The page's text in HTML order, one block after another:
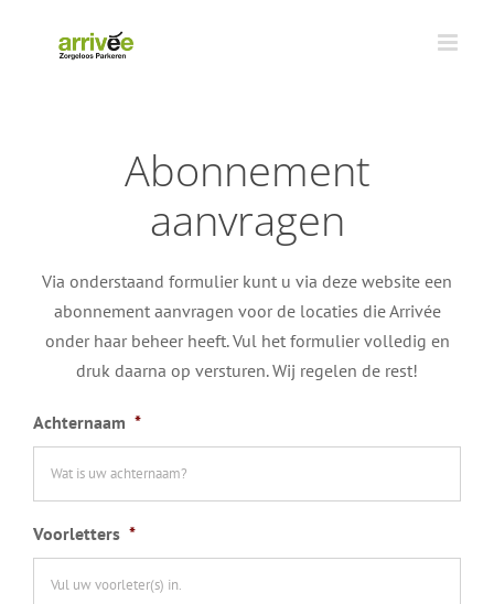
Abonnement
aanvragen
Via onderstaand formulier kunt u via deze website een
abonnement aanvragen voor de locaties die Arrivée
onder haar beheer heeft. Vul het formulier volledig en
druk daarna op versturen. Wij regelen de rest!
Achternaam *
Voorletters *